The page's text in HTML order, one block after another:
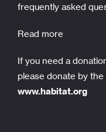
frequently asked
Read more
If you need a
please donate by
www.habitat.org